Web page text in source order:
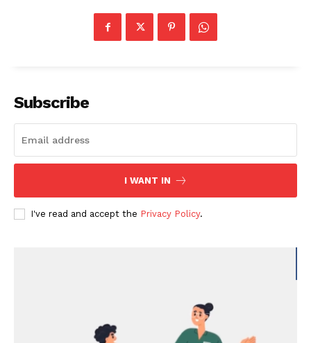
Subscribe
I WANT IN
I've read and accept the Privacy Policy.